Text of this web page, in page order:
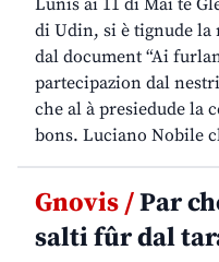
Lunis ai 11 di Mai te
di Udin, si è tignude la
dal document “Ai
partecipazion dal
che al à presiedude la
bons. Luciano Nobile
Gnovis /Par
salti fûr dal